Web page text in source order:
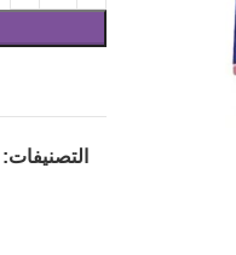
التصنيفات: